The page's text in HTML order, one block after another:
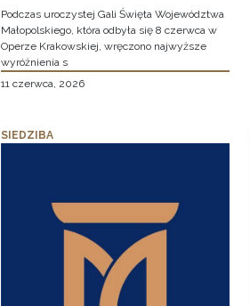
Podczas uroczystej Gali Święta Województwa
Małopolskiego, która odbyła się 8 czerwca w
Operze Krakowskiej, wręczono najwyższe
wyróżnienia s
11 czerwca, 2026
SIEDZIBA